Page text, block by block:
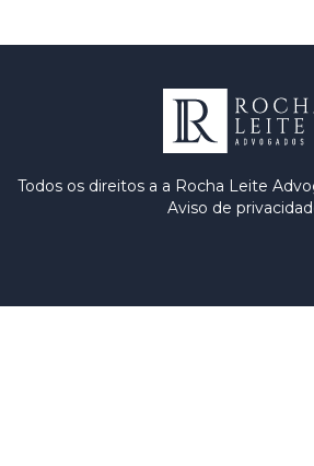
Todos os direitos a a Rocha Leite
Aviso de